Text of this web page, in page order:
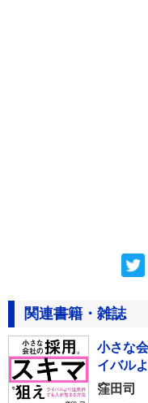
関連書籍・雑誌
小さな
イバル
窪田司